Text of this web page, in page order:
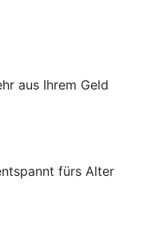
aus Ihrem Geld
fürs Alter